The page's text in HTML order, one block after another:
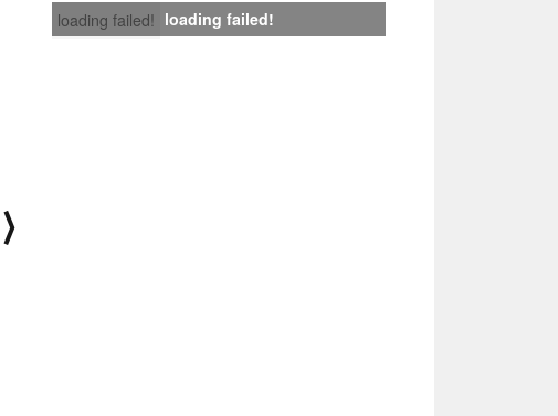
loading failed! loading failed!
⟩